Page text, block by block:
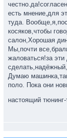
есть мнение,для
туда.
косяков,чтобы
салон,Хорошая
Мы,почти
жаловаться!за
Думаю
поло. Пока они
настоящий